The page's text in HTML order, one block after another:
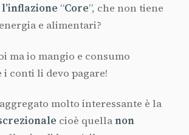
l’inflazione “Core”, che non tiene
e alimentari?
ma io mangio e consumo
i conti li devo pagare!
molto interessante è la
cioè quellanon